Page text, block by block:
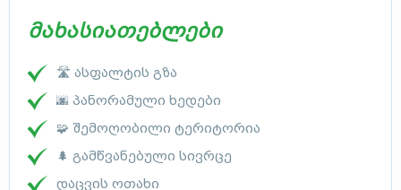
მახასიათებლები
🛣 ასფალტის გზა
🌆 პანორამული ხედები
🧩 შემოღობილი ტერიტორია
🌲 გამწვანებული სივრცე
დაცვის ოთახი